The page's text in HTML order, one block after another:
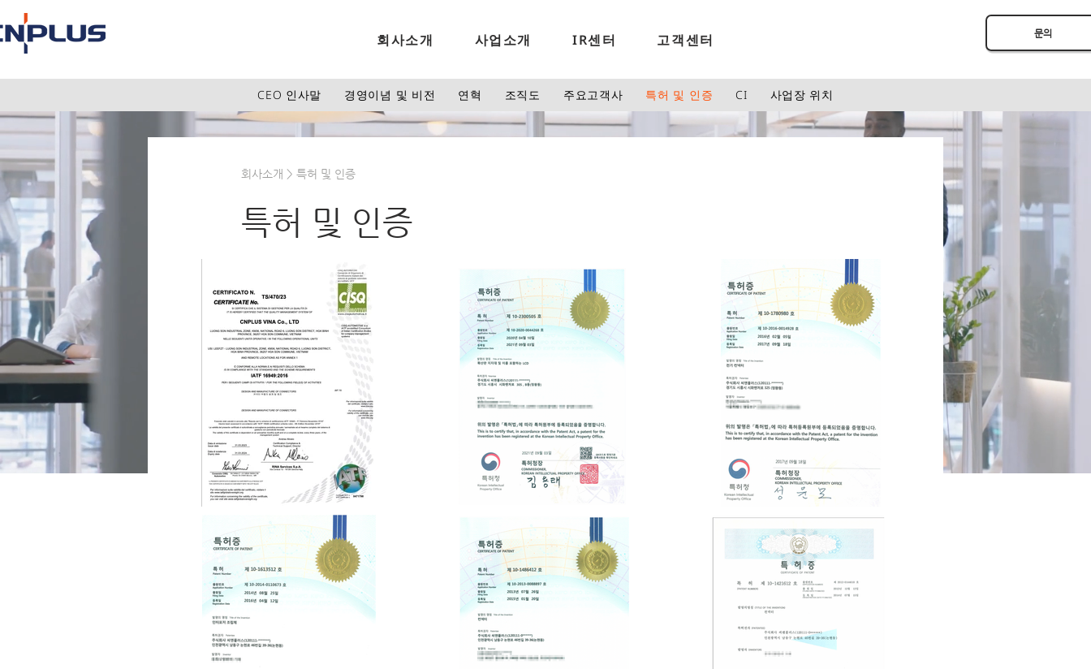
회사소개 사업소개 IR센터 고객센터 문의
CEO 인사말 경영이념 및 비전 연혁 조직도 주요고객사 특허 및 인증 CI 사업장 위치
회사소개 > 특허 및 인증
특허 및 인증